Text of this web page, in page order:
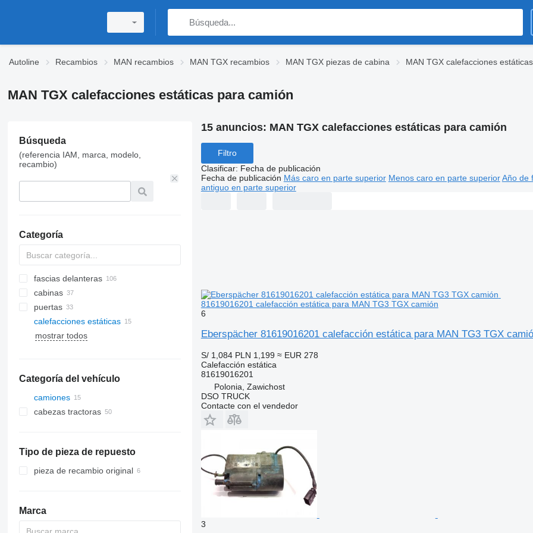
Autoline Recambios MAN recambios MAN TGX recambios MAN TGX piezas de cabina MAN TGX calefacciones estáticas
MAN TGX calefacciones estáticas para camión
Búsqueda
(referencia IAM, marca, modelo,
recambio)
Categoría
fascias delanteras
cabinas
puertas
mangueras de aire acondicionado
compresores de aires
filtros deshidratador para aire
otras piezas de aire acondicionado
calefacciones estáticas
parabrisas
mostrar todos
Categoría del vehículo
camiones
cabezas tractoras
Tipo de pieza de repuesto
pieza de recambio original
Marca
15 anuncios: MAN TGX calefacciones estáticas para camión
Filtro
Clasificar: Fecha de publicación
Fecha de publicación Más caro en parte superior Menos caro en parte superior Año de
antiguo en parte superior
81619016201 calefacción estática para MAN TG3 TGX camión
6
Eberspächer 81619016201 calefacción estática para MAN TG3 TGX
S/ 1,084 PLN 1,199 ≈ EUR 278
Calefacción estática
81619016201
Polonia, Zawichost
DSO TRUCK
Contacte con el vendedor
3